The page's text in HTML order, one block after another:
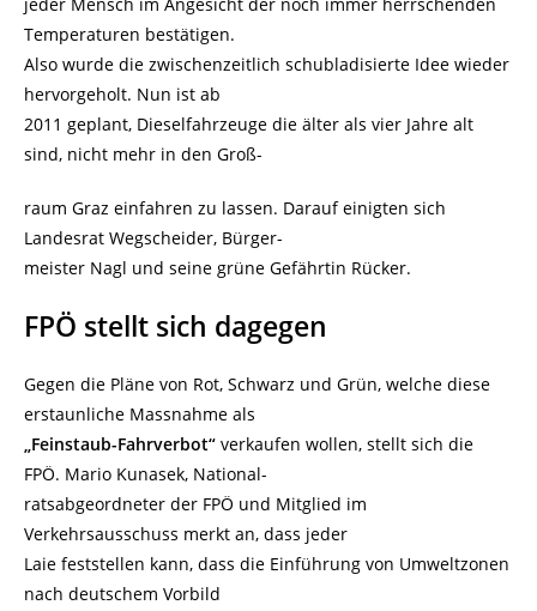
Temperaturen bestätigen.
Also wurde die zwischenzeitlich schubladisierte Idee wieder
hervorgeholt. Nun ist ab
2011 geplant, Dieselfahrzeuge die älter als vier Jahre alt
sind, nicht mehr in den Groß-
raum Graz einfahren zu lassen. Darauf einigten sich
Landesrat Wegscheider, Bürger-
meister Nagl und seine grüne Gefährtin Rücker.
FPÖ stellt sich dagegen
Gegen die Pläne von Rot, Schwarz und Grün, welche diese
erstaunliche Massnahme als
„Feinstaub-Fahrverbot“ verkaufen wollen, stellt sich die
FPÖ. Mario Kunasek, National-
ratsabgeordneter der FPÖ und Mitglied im
Verkehrsausschuss merkt an, dass jeder
Laie feststellen kann, dass die Einführung von Umweltzonen
nach deutschem Vorbild